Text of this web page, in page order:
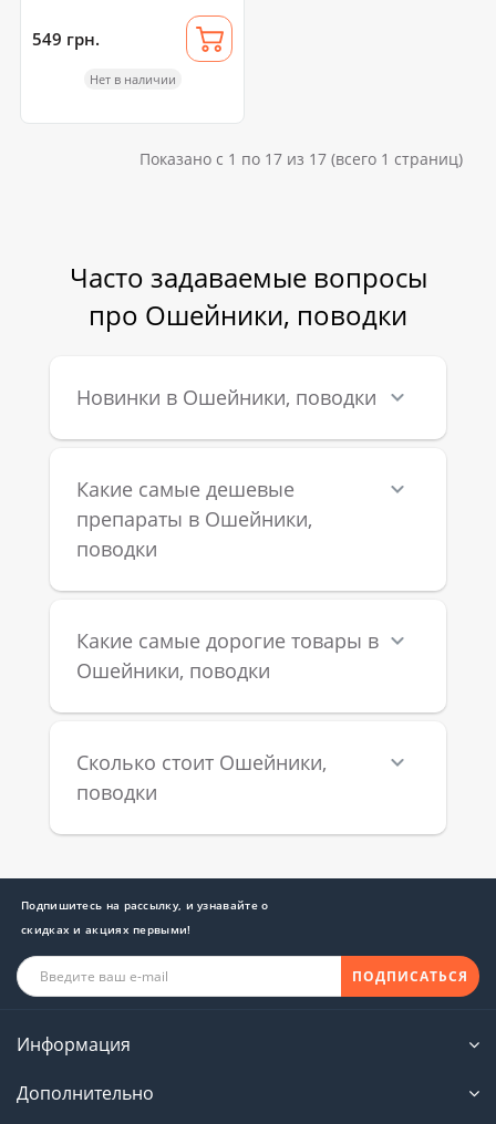
549 грн.
Нет в наличии
Показано с 1 по 17 из 17 (всего 1 страниц)
Часто задаваемые вопросы
про Ошейники, поводки
Новинки в Ошейники, поводки
Какие самые дешевые
препараты в Ошейники,
поводки
Какие самые дорогие товары в
Ошейники, поводки
Сколько стоит Ошейники,
поводки
Подпишитесь на рассылку, и узнавайте о
скидках и акциях первыми!
ПОДПИСАТЬСЯ
Информация
Дополнительно